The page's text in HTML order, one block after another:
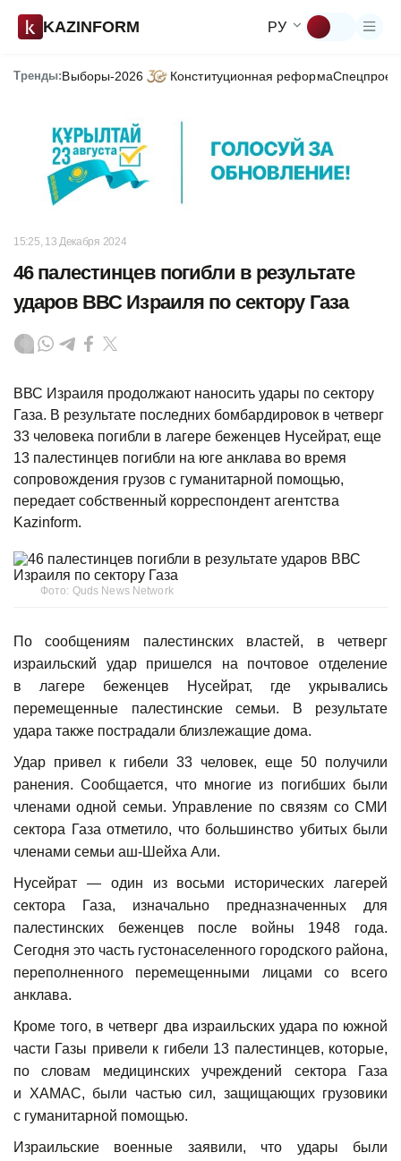
KAZINFORM РУ
Тренды:Выборы-2026 Конституционная реформа
15:25, 13 Декабря 2024
46 палестинцев погибли в результате
ударов ВВС Израиля по сектору Газа
ВВС Израиля продолжают наносить удары по сектору
Газа. В результате последних бомбардировок в четверг
33 человека погибли в лагере беженцев Нусейрат, еще
13 палестинцев погибли на юге анклава во время
сопровождения грузов с гуманитарной помощью,
передает собственный корреспондент агентства
Kazinform.
Фото: Quds News Network
По сообщениям палестинских властей, в четверг
израильский удар пришелся на почтовое отделение
в лагере беженцев Нусейрат, где укрывались
перемещенные палестинские семьи. В результате
удара также пострадали близлежащие дома.
Удар привел к гибели 33 человек, еще 50 получили
ранения. Сообщается, что многие из погибших были
членами одной семьи. Управление по связям со СМИ
сектора Газа отметило, что большинство убитых были
членами семьи аш-Шейха Али.
Нусейрат — один из восьми исторических лагерей
сектора Газа, изначально предназначенных для
палестинских беженцев после войны 1948 года.
Сегодня это часть густонаселенного городского района,
переполненного перемещенными лицами со всего
анклава.
Кроме того, в четверг два израильских удара по южной
части Газы привели к гибели 13 палестинцев, которые,
по словам медицинских учреждений сектора Газа
и ХАМАС, были частью сил, защищающих грузовики
с гуманитарной помощью.
Израильские военные заявили, что удары были